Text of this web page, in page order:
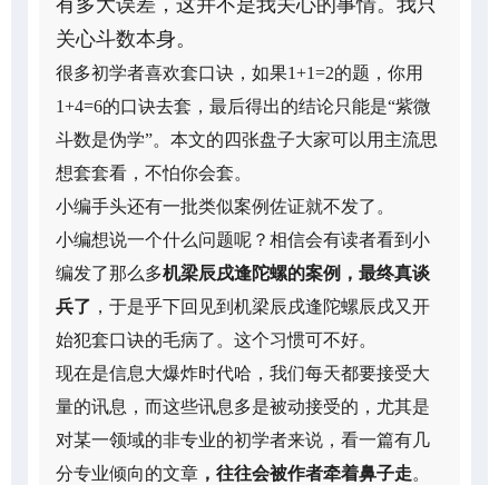
有多大误差，这并不是我关心的事情。我只
关心斗数本身。
很多初学者喜欢套口诀，如果1+1=2的题，你用
1+4=6的口诀去套，最后得出的结论只能是“紫微
斗数是伪学”。本文的四张盘子大家可以用主流思
想套套看，不怕你会套。
小编手头还有一批类似案例佐证就不发了。
小编想说一个什么问题呢？相信会有读者看到小
编发了那么多机梁辰戌逢陀螺的案例，最终真谈
兵了 ，于是乎下回见到机梁辰戌逢陀螺辰戌又开
始犯套口诀的毛病了。这个习惯可不好。
现在是信息大爆炸时代哈，我们每天都要接受大
量的讯息，而这些讯息多是被动接受的，尤其是
对某一领域的非专业的初学者来说，看一篇有几
分专业倾向的文章 ，往往会被作者牵着鼻子走。